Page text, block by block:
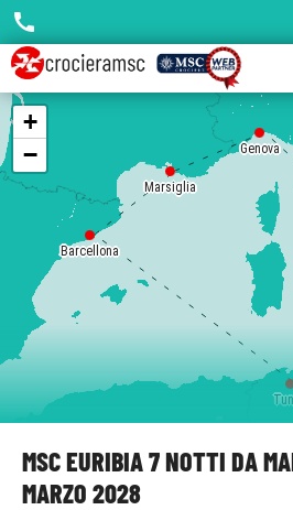
MSC EURIBIA 7 NOTTI DA
MARZO 2028
Marsiglia
Genova
Barcellona
+
−
call